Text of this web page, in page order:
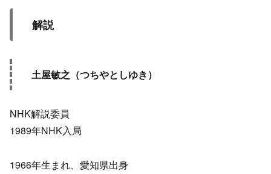
解説
土屋敏之（つちやとしゆき）
NHK解説委員
1989年NHK入局
1966年生まれ、愛知県出身